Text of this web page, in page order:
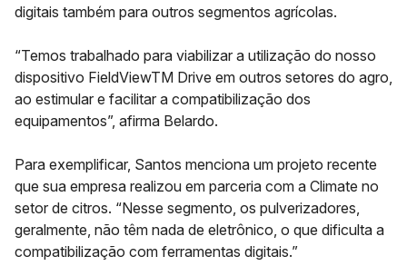
digitais também para outros segmentos agrícolas.
“Temos trabalhado para viabilizar a utilização do nosso
dispositivo FieldViewTM Drive em outros setores do agro,
ao estimular e facilitar a compatibilização dos
equipamentos”, afirma Belardo.
Para exemplificar, Santos menciona um projeto recente
que sua empresa realizou em parceria com a Climate no
setor de citros. “Nesse segmento, os pulverizadores,
geralmente, não têm nada de eletrônico, o que dificulta a
compatibilização com ferramentas digitais.”